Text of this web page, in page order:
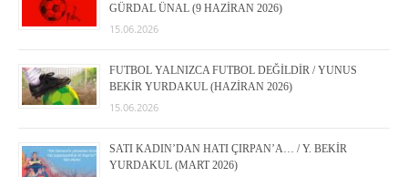
GÜRDAL ÜNAL (9 HAZİRAN 2026)
15.06.2026
FUTBOL YALNIZCA FUTBOL DEĞİLDİR / YUNUS
BEKİR YURDAKUL (HAZİRAN 2026)
15.06.2026
SATI KADIN’DAN HATI ÇIRPAN’A… / Y. BEKİR
YURDAKUL (MART 2026)